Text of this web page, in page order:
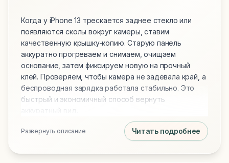
Когда у iPhone 13 трескается заднее стекло или
появляются сколы вокруг камеры, ставим
качественную крышку‑копию. Старую панель
аккуратно прогреваем и снимаем, очищаем
основание, затем фиксируем новую на прочный
клей. Проверяем, чтобы камера не задевала край, а
беспроводная зарядка работала стабильно. Это
быстрый и экономичный способ вернуть
Развернуть описание Читать подробнее